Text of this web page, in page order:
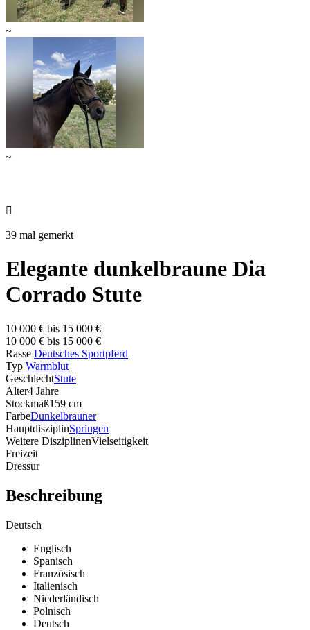
~
~

39 mal gemerkt
Elegante dunkelbraune Dia
Corrado Stute
10 000 € bis 15 000 €
10 000 € bis 15 000 €
Rasse Deutsches Sportpferd
Typ Warmblut
GeschlechtStute
Alter4 Jahre
Stockmaß159 cm
FarbeDunkelbrauner
HauptdisziplinSpringen
Weitere DisziplinenVielseitigkeit
Freizeit
Dressur
Beschreibung
Deutsch
Englisch
Spanisch
Französisch
Italienisch
Niederländisch
Polnisch
Deutsch